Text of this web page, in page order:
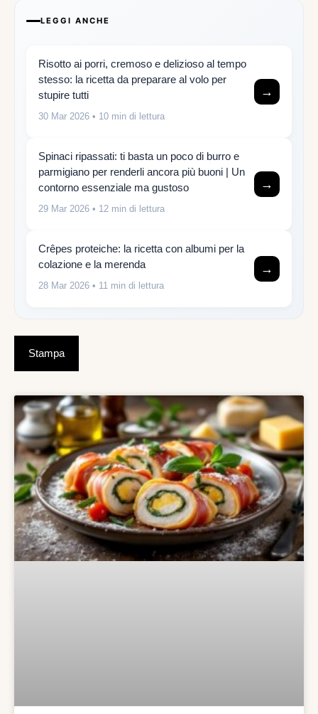
LEGGI ANCHE
Risotto ai porri, cremoso e delizioso al tempo
stesso: la ricetta da preparare al volo per
stupire tutti
30 Mar 2026 • 10 min di lettura
→
Spinaci ripassati: ti basta un poco di burro e
parmigiano per renderli ancora più buoni | Un
contorno essenziale ma gustoso
29 Mar 2026 • 12 min di lettura
→
Crêpes proteiche: la ricetta con albumi per la
colazione e la merenda
28 Mar 2026 • 11 min di lettura
→
Stampa